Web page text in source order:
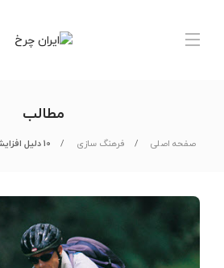
مطالب
صفحه اصلی فرهنگ سازی 10 دلیل افزایش (بالا رفتن) دوچرخه سواری